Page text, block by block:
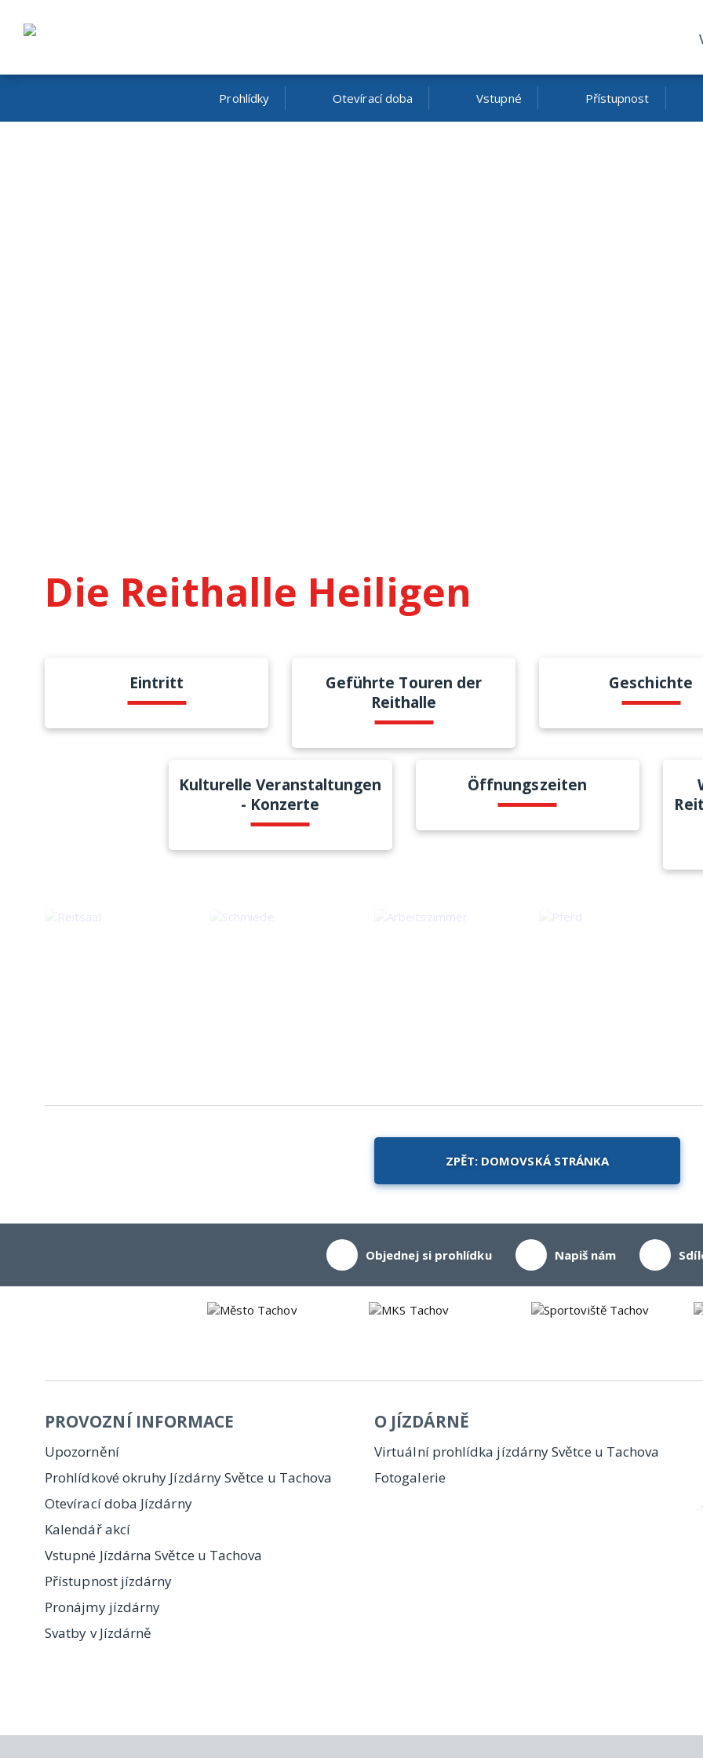
Prohlídky Otevírací doba Vstupné Přístupnost
Die Reithalle Heiligen
Eintritt
Geführte Touren der
Reithalle
Geschichte
Kulturelle Veranstaltungen
- Konzerte
Öffnungszeiten
ZPĚT: DOMOVSKÁ STRÁNKA
Objednej si prohlídku Napiš nám
PROVOZNÍ INFORMACE
Upozornění
Prohlídkové okruhy Jízdárny Světce u Tachova
Otevírací doba Jízdárny
Kalendář akcí
Vstupné Jízdárna Světce u Tachova
Přístupnost jízdárny
Pronájmy jízdárny
Svatby v Jízdárně
O JÍZDÁRNĚ
Virtuální prohlídka jízdárny Světce u Tachova
Fotogalerie